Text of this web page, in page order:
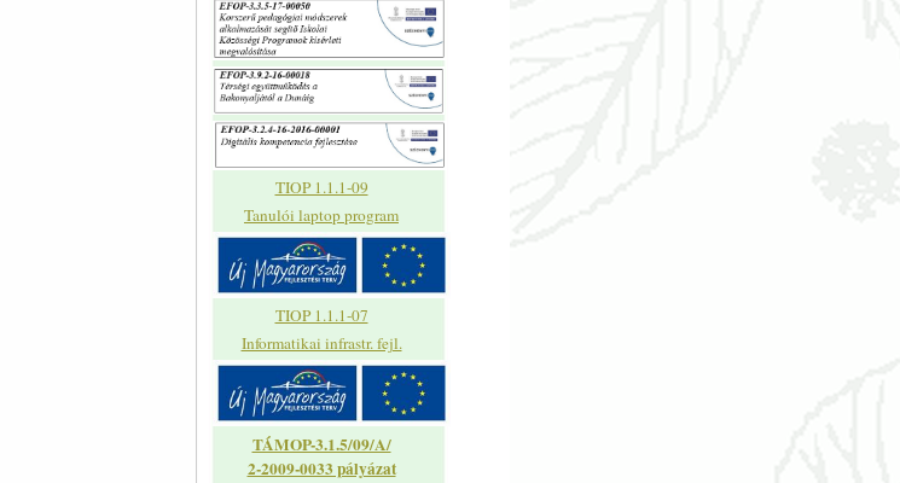
TIOP 1.1.1-09
Tanulói laptop program
TIOP 1.1.1-07
Informatikai infrastr. fejl.
TÁMOP-3.1.5/09/A/
2-2009-0033 pályázat